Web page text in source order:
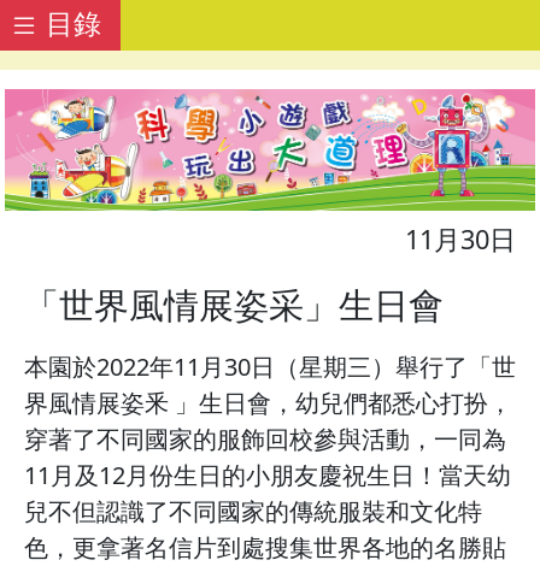
目錄
11月30日
「世界風情展姿采」生日會
本園於2022年11月30日（星期三）舉行了「世
界風情展姿釆 」生日會，幼兒們都悉心打扮，
穿著了不同國家的服飾回校參與活動，一同為
11月及12月份生日的小朋友慶祝生日！當天幼
兒不但認識了不同國家的傳統服裝和文化特
色，更拿著名信片到處搜集世界各地的名勝貼